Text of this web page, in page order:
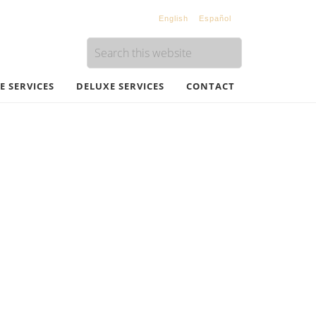
English Español
SERVICES DELUXE SERVICES CONTACT